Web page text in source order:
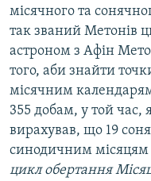
місячного та
так званий Метонів
астроном з Афін
того, аби знайти
місячним
355 добам, у той час,
вирахував, що 19
синодичним місяцям
цикл обертання